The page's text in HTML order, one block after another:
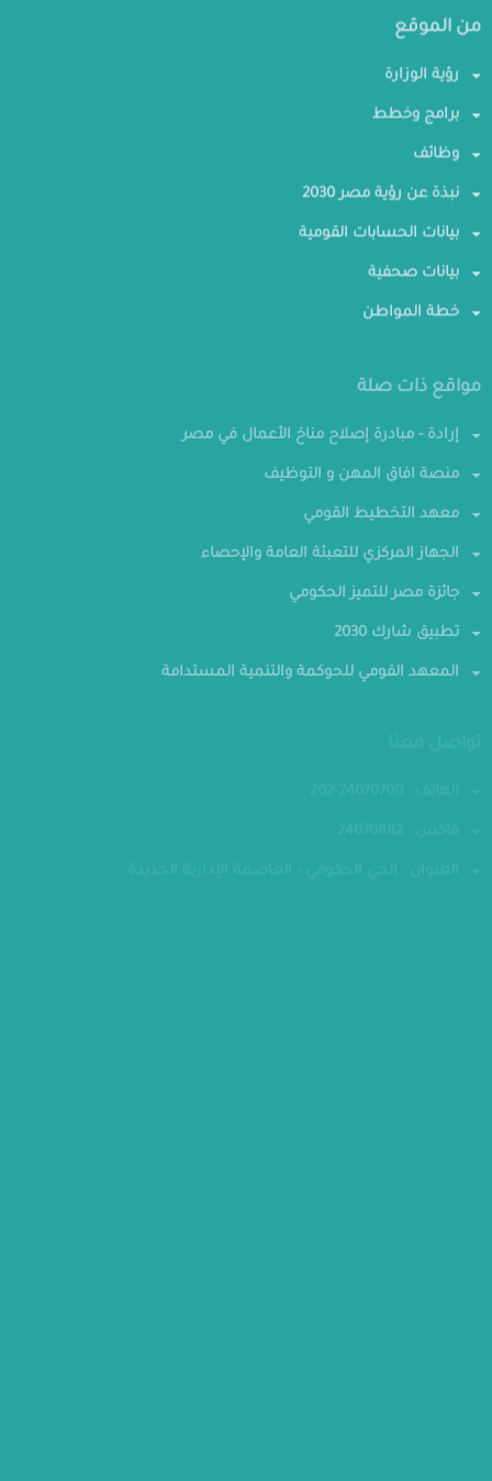
من الموقع
رؤية الوزارة
برامج وخطط
وظائف
نبذة عن رؤية مصر 2030
بيانات الحسابات القومية
بيانات صحفية
خطة المواطن
مواقع ذات صلة
إرادة - مبادرة إصلاح مناخ الأعمال في مصر
منصة افاق المهن و التوظيف
معهد التخطيط القومي
الجهاز المركزي للتعبئة العامة والإحصاء
جائزة مصر للتميز الحكومي
تطبيق شارك 2030
المعهد القومي للحوكمة والتنمية المستدامة